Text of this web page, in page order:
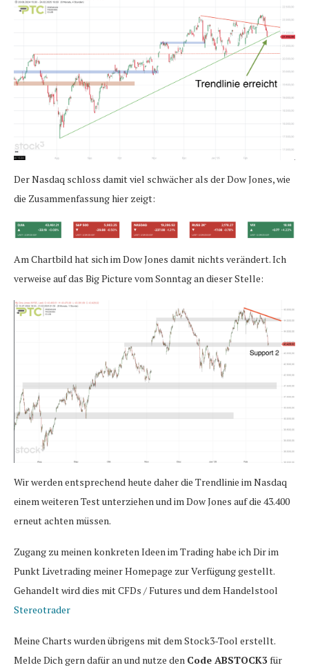
Der Nasdaq schloss damit viel schwächer als der Dow Jones, wie
die Zusammenfassung hier zeigt:
Am Chartbild hat sich im Dow Jones damit nichts verändert. Ich
verweise auf das Big Picture vom Sonntag an dieser Stelle:
Wir werden entsprechend heute daher die Trendlinie im Nasdaq
einem weiteren Test unterziehen und im Dow Jones auf die 43.400
erneut achten müssen.
Zugang zu meinen konkreten Ideen im Trading habe ich Dir im
Punkt Livetrading meiner Homepage zur Verfügung gestellt.
Gehandelt wird dies mit CFDs / Futures und dem Handelstool
Stereotrader
Meine Charts wurden übrigens mit dem Stock3-Tool erstellt.
Melde Dich gern dafür an und nutze den Code ABSTOCK3für